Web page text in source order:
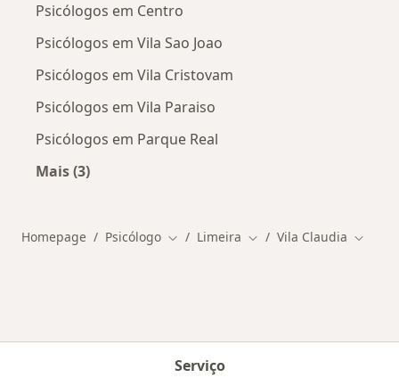
Psicólogos em Centro
Psicólogos em Vila Sao Joao
Psicólogos em Vila Cristovam
Psicólogos em Vila Paraiso
Psicólogos em Parque Real
Mais (3)
Homepage Psicólogo Mudar de cidade
Limeira Mudar de cidade
Vila Claudia Mudar
Serviço